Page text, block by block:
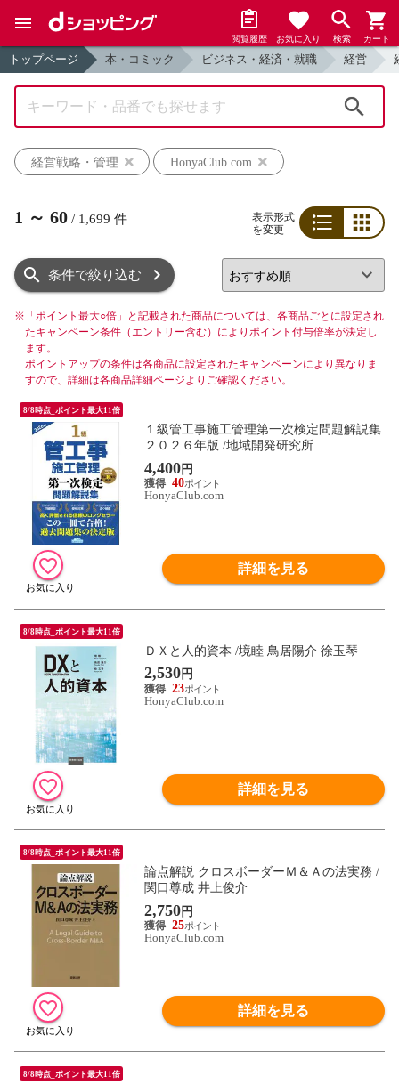
閲覧履歴 お気に入り 検索 カート
トップページ 本・コミック ビジネス・経済・就職 経営
経営戦略・管理
HonyaClub.com
1 ～ 60 / 1,699 件
表示形式
を変更
条件で絞り込む
※ 「ポイント最大○倍」と記載された商品については、各商品ごとに設定され
たキャンペーン条件（エントリー含む）によりポイント付与倍率が決定し
ます。
ポイントアップの条件は各商品に設定されたキャンペーンにより異なりま
すので、詳細は各商品詳細ページよりご確認ください。
8/8時点_ポイント最大11倍
１級管工事施工管理第一次検定問題解説集
２０２６年版 /地域開発研究所
4,400円
40
HonyaClub.com
詳細を見る
8/8時点_ポイント最大11倍
ＤＸと人的資本 /境睦 鳥居陽介 徐玉琴
2,530円
23
HonyaClub.com
詳細を見る
8/8時点_ポイント最大11倍
論点解説 クロスボーダーＭ＆Ａの法実務 /
関口尊成 井上俊介
2,750円
25
HonyaClub.com
詳細を見る
8/8時点_ポイント最大11倍